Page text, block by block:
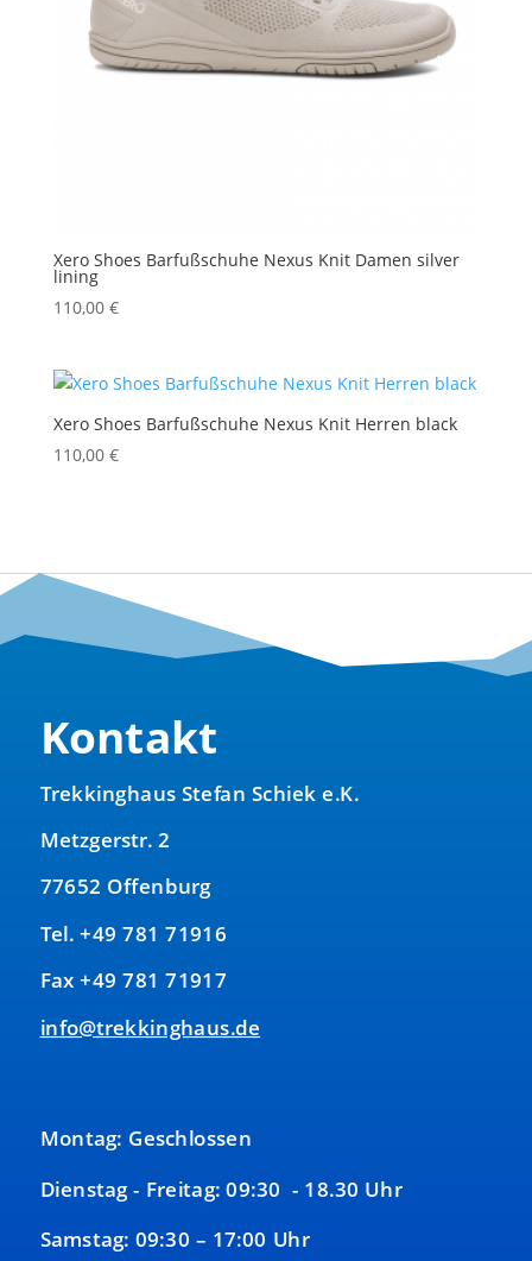
Xero Shoes Barfußschuhe Nexus Knit Damen silver
lining
110,00 €
Xero Shoes Barfußschuhe Nexus Knit Herren black
110,00 €
Kontakt
Trekkinghaus Stefan Schiek e.K.
Metzgerstr. 2
77652 Offenburg
Tel. +49 781 71916
Fax +49 781 71917
info@trekkinghaus.de
Montag: Geschlossen
Dienstag - Freitag: 09:30 - 18.30 Uhr
Samstag: 09:30 – 17:00 Uhr